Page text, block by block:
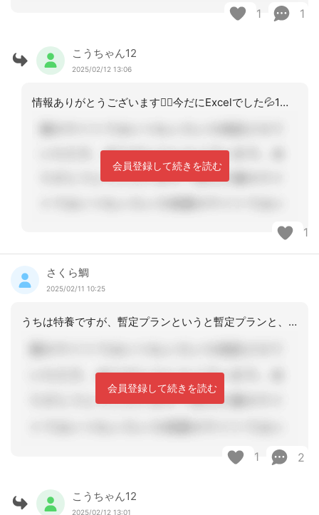
1 1
こうちゃん12
2025/02/12 13:06
情報ありがとうございます🙇‍♀️今だにExcelでした💦1番やりやすい方法を検討
会員登録して続きを読む
1
さくら鯛
2025/02/11 10:25
うちは特養ですが、暫定プランというと暫定プランと、本プランがだぶる機関がありそう
会員登録して続きを読む
1 2
こうちゃん12
2025/02/12 13:01